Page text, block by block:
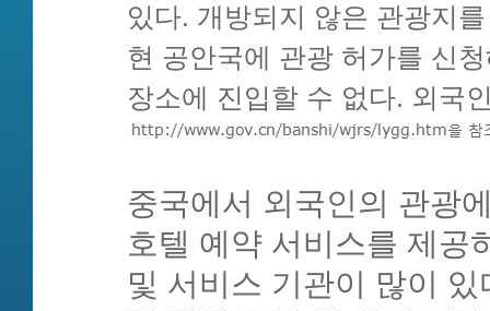
있다. 개방되지 않은 관광지
현 공안국에 관광 허가를 신
장소에 진입할 수 없다. 외
중국에서 외국인의 관광
호텔 예약 서비스를 제공
및 서비스 기관이 많이